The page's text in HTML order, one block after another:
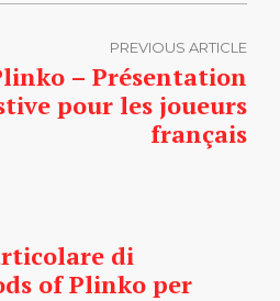
PREVIOUS ARTICLE
– Présentation
pour les joueurs
français
di
of Plinko per